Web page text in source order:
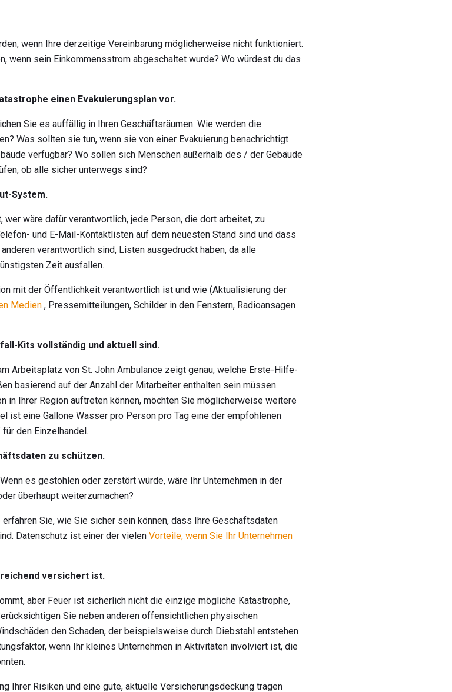
wenn Ihre derzeitige Vereinbarung möglicherweise nicht funktioniert.
wenn sein Einkommensstrom abgeschaltet wurde? Wo würdest du das
einen Evakuierungsplan vor.
Sie es auffällig in Ihren Geschäftsräumen. Wie werden die
Was sollten sie tun, wenn sie von einer Evakuierung benachrichtigt
verfügbar? Wo sollen sich Menschen außerhalb des / der Gebäude
ob alle sicher unterwegs sind?
System.
wäre dafür verantwortlich, jede Person, die dort arbeitet, zu
und E-Mail-Kontaktlisten auf dem neuesten Stand sind und dass
verantwortlich sind, Listen ausgedruckt haben, da alle
Zeit ausfallen.
mit der Öffentlichkeit verantwortlich ist und wie (Aktualisierung der
Medien , Pressemitteilungen, Schilder in den Fenstern, Radioansagen
Kits vollständig und aktuell sind.
Arbeitsplatz von St. John Ambulance zeigt genau, welche Erste-Hilfe-
basierend auf der Anzahl der Mitarbeiter enthalten sein müssen.
in Ihrer Region auftreten können, möchten Sie möglicherweise weitere
ist eine Gallone Wasser pro Person pro Tag eine der empfohlenen
den Einzelhandel.
zu schützen.
es gestohlen oder zerstört würde, wäre Ihr Unternehmen in der
überhaupt weiterzumachen?
erfahren Sie, wie Sie sicher sein können, dass Ihre Geschäftsdaten
Datenschutz ist einer der vielen Vorteile, wenn Sie Ihr Unternehmen
versichert ist.
aber Feuer ist sicherlich nicht die einzige mögliche Katastrophe,
Sie neben anderen offensichtlichen physischen
den Schaden, der beispielsweise durch Diebstahl entstehen
wenn Ihr kleines Unternehmen in Aktivitäten involviert ist, die
Ihrer Risiken und eine gute, aktuelle Versicherungsdeckung tragen